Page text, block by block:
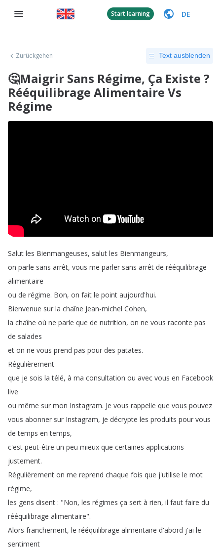
Start learning DE
Zurückgehen Text ausblenden
🤔Maigrir Sans Régime, Ça Existe ?
Rééquilibrage Alimentaire Vs
Régime
Salut les Bienmangeuses, salut les Bienmangeurs,
on parle sans arrêt, vous me parler sans arrêt de rééquilibrage
alimentaire
ou de régime. Bon, on fait le point aujourd'hui.
Bienvenue sur la chaîne Jean-michel Cohen,
la chaîne où ne parle que de nutrition, on ne vous raconte pas
de salades
et on ne vous prend pas pour des patates.
Régulièrement
que je sois la télé, à ma consultation ou avec vous en Facebook
live
ou même sur mon Instagram. Je vous rappelle que vous pouvez
vous abonner sur Instagram, je décrypte les produits pour vous
de temps en temps,
c'est peut-être un peu mieux que certaines applications
justement.
Régulièrement on me reprend chaque fois que j'utilise le mot
régime,
les gens disent : "Non, les régimes ça sert à rien, il faut faire du
rééquilibrage alimentaire".
Alors franchement, le rééquilibrage alimentaire d'abord j'ai le
sentiment